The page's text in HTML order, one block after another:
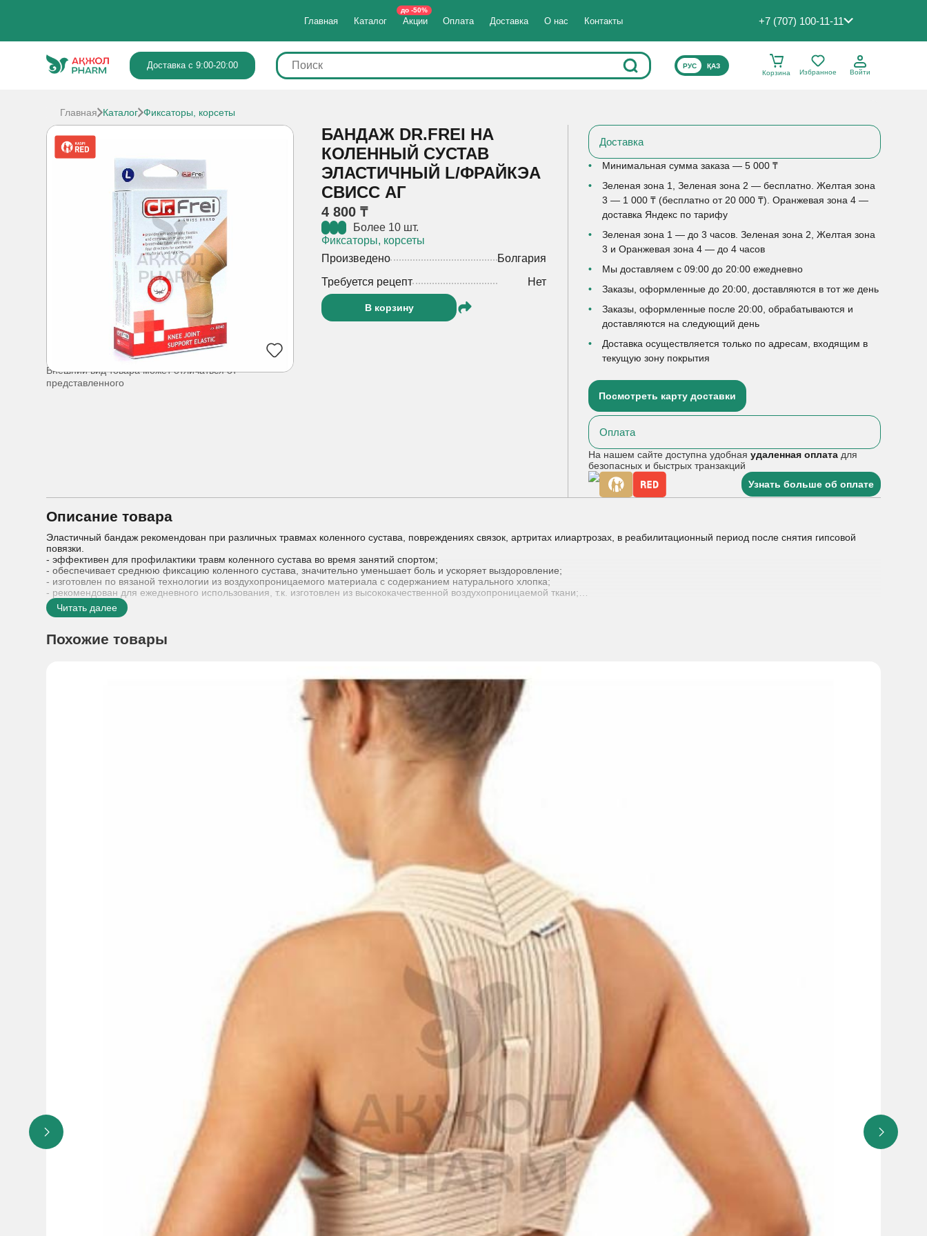
Главная Каталог Акции
до -50%
Оплата Доставка О нас Контакты +7 (707) 100-11-11
Доставка с 9:00-20:00 ВЫБЕРИТЕ ЯЗЫК САЙТА
РУС
ҚАЗ
Корзина
Избранное Войти
Главная Каталог Фиксаторы, корсеты
Внешний вид товара может отличаться от
представленного
БАНДАЖ DR.FREI НА
КОЛЕННЫЙ СУСТАВ
ЭЛАСТИЧНЫЙ L/ФРАЙКЭА
СВИСС АГ
4 800 ₸
Более 10 шт.
Фиксаторы, корсеты
Произведено
Болгария
Требуется рецепт
Нет
В корзину
Доставка
Минимальная сумма заказа — 5 000 ₸
Зеленая зона 1, Зеленая зона 2 — бесплатно. Желтая зона
3 — 1 000 ₸ (бесплатно от 20 000 ₸). Оранжевая зона 4 —
доставка Яндекс по тарифу
Зеленая зона 1 — до 3 часов. Зеленая зона 2, Желтая зона
3 и Оранжевая зона 4 — до 4 часов
Мы доставляем с 09:00 до 20:00 ежедневно
Заказы, оформленные до 20:00, доставляются в тот же день
Заказы, оформленные после 20:00, обрабатываются и
доставляются на следующий день
Доставка осуществляется только по адресам, входящим в
текущую зону покрытия
Посмотреть карту доставки
Оплата
На нашем сайте доступна удобнаяудаленная оплата для
безопасных и быстрых транзакций
Узнать больше об оплате
Описание товара
Эластичный бандаж рекомендован при различных травмах коленного сустава, повреждениях связок, артритах илиартрозах, в реабилитационный период после снятия гипсовой
повязки.
- эффективен для профилактики травм коленного сустава во время занятий спортом;
- обеспечивает среднюю фиксацию коленного сустава, значительно уменьшает боль и ускоряет выздоровление;
- изготовлен по вязаной технологии из воздухопроницаемого материала с содержанием натурального хлопка;
- рекомендован для ежедневного использования, т.к. изготовлен из высококачественной воздухопроницаемой ткани;
- эластичный бандаж подходит для правой и левой ноги
Читать далее
Похожие товары